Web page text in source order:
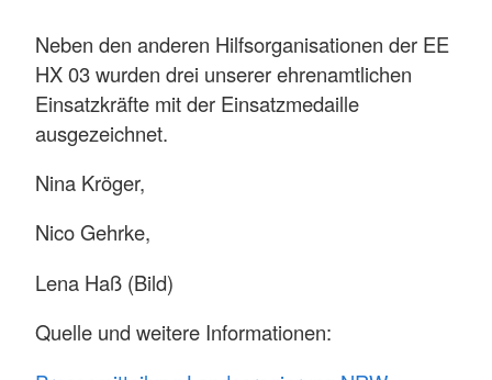
Neben den anderen Hilfsorganisationen der EE
HX 03 wurden drei unserer ehrenamtlichen
Einsatzkräfte mit der Einsatzmedaille
ausgezeichnet.
Nina Kröger,
Nico Gehrke,
Lena Haß (Bild)
Quelle und weitere Informationen: